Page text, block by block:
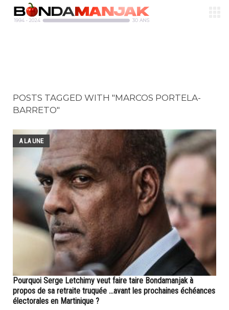
POSTS TAGGED WITH "MARCOS PORTELA-
BARRETO"
A LA UNE
Pourquoi Serge Letchimy veut faire taire Bondamanjak à
propos de sa retraite truquée ...avant les prochaines échéances
électorales en Martinique ?